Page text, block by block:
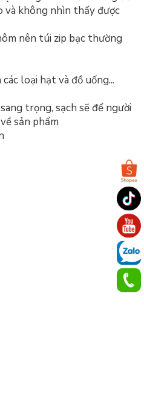
và không nhìn thấy được
nên túi zip bạc thường
loại hạt và đồ uống...
trọng, sạch sẽ để người
sản phẩm